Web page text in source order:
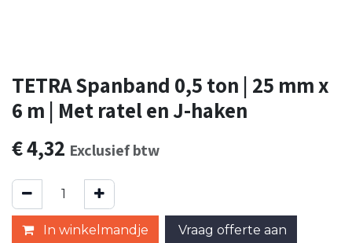
TETRA Spanband 0,5 ton | 25 mm x
6 m | Met ratel en J-haken
€4,32 Exclusief btw
In winkelmandje Vraag offerte aan